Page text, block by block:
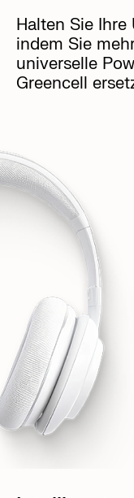
Halten Sie
indem Sie
universelle
Greencell